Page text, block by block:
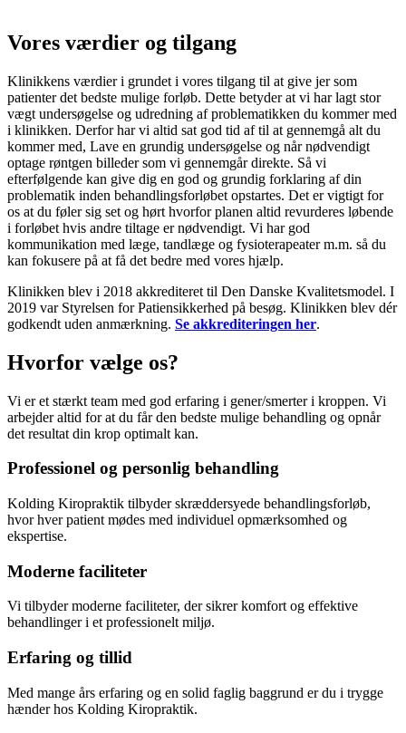
Vores værdier og tilgang
Klinikkens værdier i grundet i vores tilgang til at give jer som
patienter det bedste mulige forløb. Dette betyderat vi har lagt stor
vægt undersøgelse og udredning af problematikken du kommer med
i klinikken. Derfor har vi altid sat god tid af til at gennemgå alt du
kommer med, Lave en grundig undersøgelse og når nødvendigt
optage røntgen billedersom vi gennemgår direkte. Så vi
efterfølgende kan give dig en god og grundig forklaring af din
problematik inden behandlingsforløbet opstartes. Det er vigtigt for
os at du føler sig set og hørt hvorfor planen altid revurderes løbende
i forløbet hvis andre tiltage er nødvendigt. Vi har god
kommunikation med læge, tandlæge og fysioterapeaterm.m. så du
kan fokusere på at få det bedre med vores hjælp.
Klinikken blev i 2018 akkrediteret til Den Danske Kvalitetsmodel.​ I
2019 var Styrelsen for Patiensikkerhed på besøg. Klinikken blev dér
godkendt uden anmærkning.​ Se akkrediteringen her.
Hvorfor vælge os?
Vi er et stærkt team med god erfaring i gener/smerter i kroppen. Vi
arbejder altid for at du får den bedste mulige behandling og opnår
det resultat din krop optimalt kan.
Professionel og personlig behandling
Kolding Kiropraktik tilbyder skræddersyede behandlingsforløb,
hvor hver patient mødes med individuel opmærksomhed og
ekspertise.
Moderne faciliteter
Vi tilbyder moderne faciliteter, der sikrer komfort og effektive
behandlinger i et professionelt miljø.
Erfaring og tillid
Med mange års erfaring og en solid faglig baggrund er du i trygge
hænder hos Kolding Kiropraktik.